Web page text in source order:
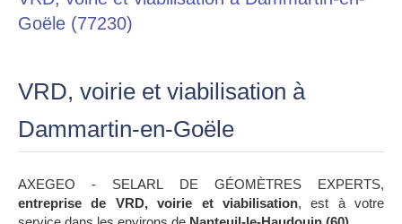
Goële (77230)
VRD, voirie et viabilisation à
Dammartin-en-Goële
AXEGEO - SELARL DE GÉOMÈTRES EXPERTS,
entreprise de VRD, voirie et viabilisation, est à votre